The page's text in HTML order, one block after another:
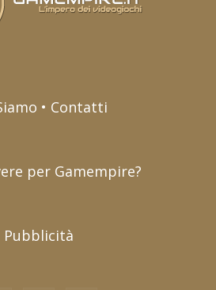
• Contatti
per Gamempire?
Pubblicità